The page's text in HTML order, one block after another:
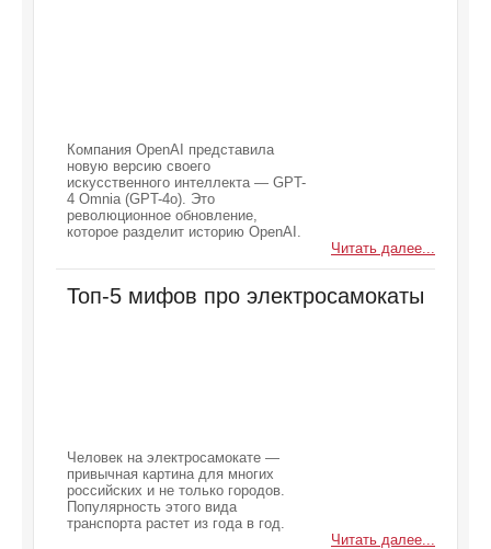
Компания OpenAI представила
новую версию своего
искусственного интеллекта — GPT-
4 Omnia (GPT-4o). Это
революционное обновление,
которое разделит историю OpenAI.
Читать далее...
Топ-5 мифов про электросамокаты
Человек на электросамокате —
привычная картина для многих
российских и не только городов.
Популярность этого вида
транспорта растет из года в год.
Читать далее...